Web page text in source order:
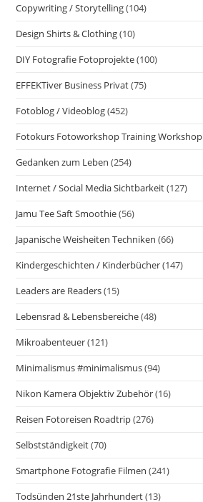
Copywriting / Storytelling(104)
Design Shirts & Clothing(10)
DIY Fotografie Fotoprojekte(100)
EFFEKTiver Business Privat(75)
Fotoblog / Videoblog(452)
Fotokurs Fotoworkshop Training Workshop
Gedanken zum Leben (254)
Internet / Social Media Sichtbarkeit(127)
Jamu Tee Saft Smoothie(56)
Japanische Weisheiten Techniken (66)
Kindergeschichten / Kinderbücher(147)
Leaders are Readers(15)
Lebensrad & Lebensbereiche(48)
Mikroabenteuer(121)
Minimalismus #minimalismus(94)
Nikon Kamera Objektiv Zubehör(16)
Reisen Fotoreisen Roadtrip(276)
Selbstständigkeit(70)
Smartphone Fotografie Filmen (241)
Todsünden 21ste Jahrhundert(13)